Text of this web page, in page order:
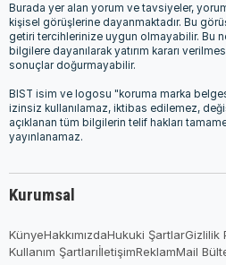
Burada yer alan yorum ve tavsiyeler,
kişisel görüşlerine dayanmaktadır. Bu
getiri tercihlerinize uygun olmayabilir. Bu
bilgilere dayanılarak yatırım kararı
sonuçlar doğurmayabilir.
BIST isim ve logosu "koruma marka
izinsiz kullanılamaz, iktibas edilemez,
açıklanan tüm bilgilerin telif hakları
yayınlanamaz.
Kurumsal
KünyeHakkımızdaHukuki ŞartlarGizlilik
Kullanım ŞartlarıİletişimReklamMail